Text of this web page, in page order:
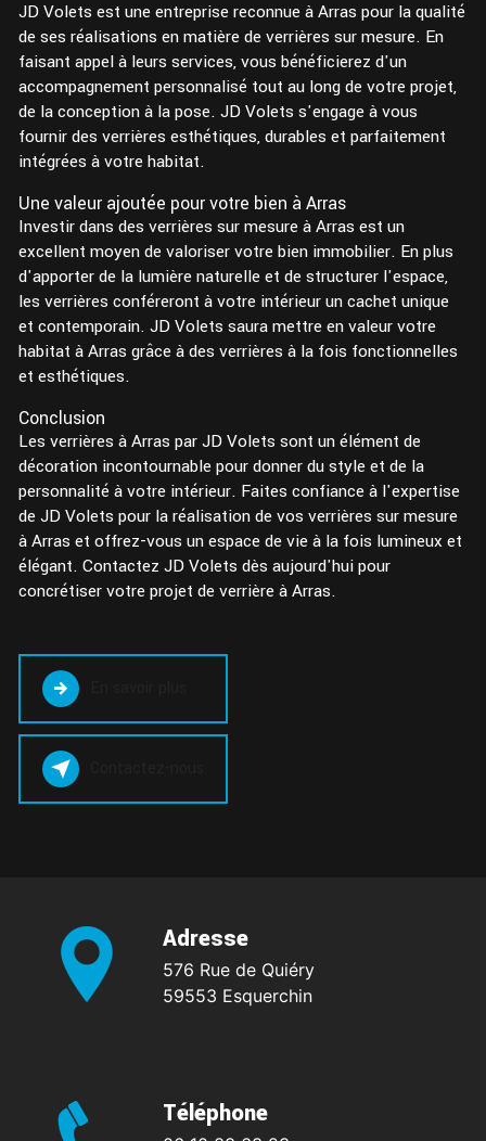
JD Volets est une entreprise reconnue à Arras pour la qualité
de ses réalisations en matière de verrières sur mesure. En
faisant appel à leurs services, vous bénéficierez d'un
accompagnement personnalisé tout au long de votre projet,
de la conception à la pose. JD Volets s'engage à vous
fournir des verrières esthétiques, durables et parfaitement
intégrées à votre habitat.
Une valeur ajoutée pour votre bien à Arras
Investir dans des verrières sur mesure à Arras est un
excellent moyen de valoriser votre bien immobilier. En plus
d'apporter de la lumière naturelle et de structurer l'espace,
les verrières conféreront à votre intérieur un cachet unique
et contemporain. JD Volets saura mettre en valeur votre
habitat à Arras grâce à des verrières à la fois fonctionnelles
et esthétiques.
Conclusion
Les verrières à Arras par JD Volets sont un élément de
décoration incontournable pour donner du style et de la
personnalité à votre intérieur. Faites confiance à l'expertise
de JD Volets pour la réalisation de vos verrières sur mesure
à Arras et offrez-vous un espace de vie à la fois lumineux et
élégant. Contactez JD Volets dès aujourd'hui pour
concrétiser votre projet de verrière à Arras.
Adresse
576 Rue de Quiéry
59553 Esquerchin
Téléphone